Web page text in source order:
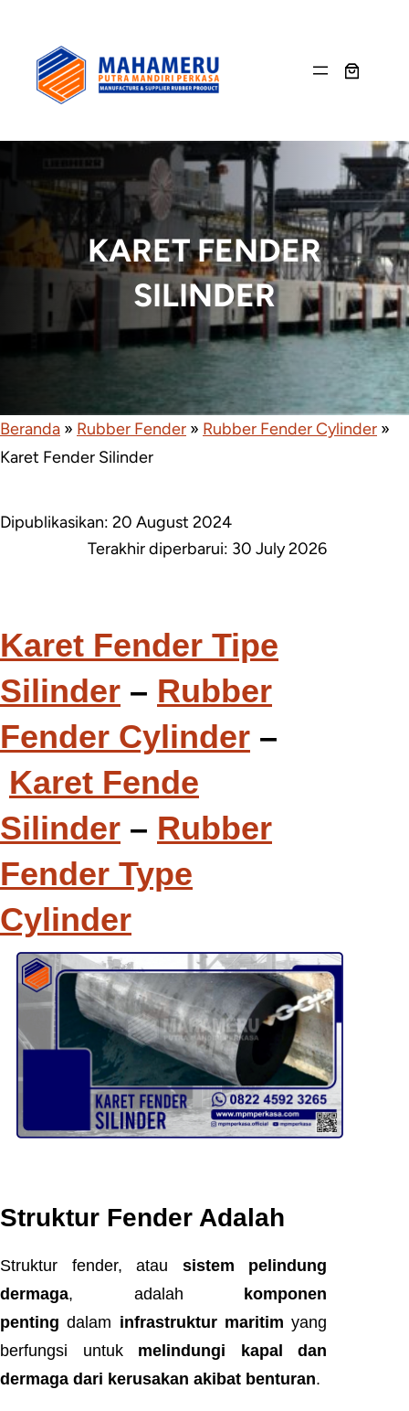
content
KARET FENDER
SILINDER
Beranda » Rubber Fender » Rubber Fender Cylinder »
Karet Fender Silinder
Dipublikasikan: 20 August 2024
Terakhir diperbarui: 30 July 2026
Karet Fender Tipe
Silinder – Rubber
Fender Cylinder –
Karet Fende
Silinder – Rubber
Fender Type
Cylinder
Struktur Fender Adalah
Struktur fender, atau sistem pelindung
dermaga, adalah komponen
penting dalam infrastruktur maritim yang
berfungsi untuk melindungi kapal dan
dermaga dari kerusakan akibat benturan.